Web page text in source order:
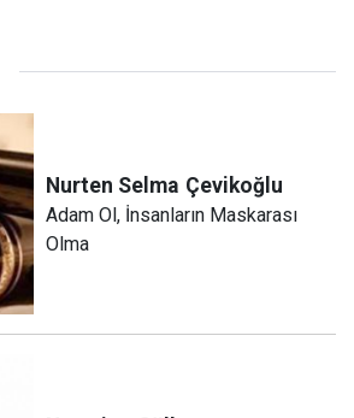
Nurten Selma Çevikoğlu
Adam Ol, İnsanların Maskarası
Olma